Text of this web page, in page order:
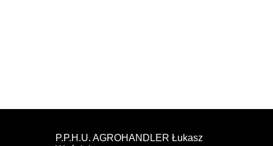
P.P.H.U. AGROHANDLER Łukasz